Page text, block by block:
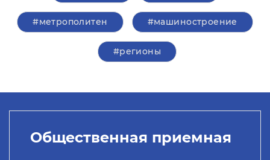
#метрополитен #машиностроение
#регионы
Общественная приемная